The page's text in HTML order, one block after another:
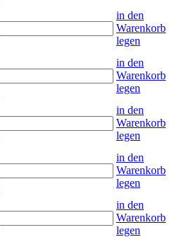
in den
Warenkorb
legen
in den
Warenkorb
legen
in den
Warenkorb
legen
in den
Warenkorb
legen
in den
Warenkorb
legen